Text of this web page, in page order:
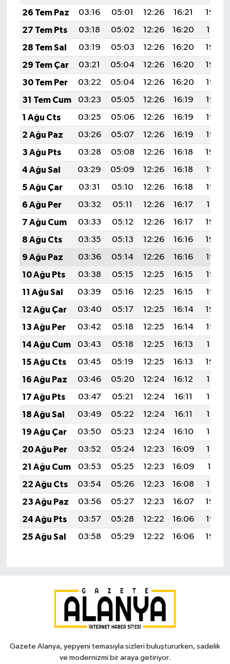
26 Tem Paz
03:16 05:01 12:26 16:21
19:42
27 Tem Pts
03:18 05:02 12:26 16:20
19:41
28 Tem Sal
03:19 05:03 12:26 16:20
19:40
29 Tem Çar
03:21 05:04 12:26 16:20
19:39
30 Tem Per
03:22 05:04 12:26 16:20
19:38
31 Tem Cum
03:23 05:05 12:26 16:19
19:37
1 Ağu Cts
03:25 05:06 12:26 16:19
19:36
2 Ağu Paz
03:26 05:07 12:26 16:19
19:35
3 Ağu Pts
03:28 05:08 12:26 16:18
19:34
4 Ağu Sal
03:29 05:09 12:26 16:18
19:33
5 Ağu Çar
03:31 05:10 12:26 16:18
19:32
6 Ağu Per
03:32 05:11 12:26 16:17
19:31
7 Ağu Cum
03:33 05:12 12:26 16:17
19:30
8 Ağu Cts
03:35 05:13 12:26 16:16
19:29
9 Ağu Paz
03:36 05:14 12:26 16:16
19:27
10 Ağu Pts
03:38 05:15 12:25 16:15
19:26
11 Ağu Sal
03:39 05:16 12:25 16:15
19:25
12 Ağu Çar
03:40 05:17 12:25 16:14
19:24
13 Ağu Per
03:42 05:18 12:25 16:14
19:22
14 Ağu Cum
03:43 05:18 12:25 16:13
19:21
15 Ağu Cts
03:45 05:19 12:25 16:13
19:20
16 Ağu Paz
03:46 05:20 12:24 16:12
19:18
17 Ağu Pts
03:47 05:21 12:24 16:11
19:17
18 Ağu Sal
03:49 05:22 12:24 16:11
19:16
19 Ağu Çar
03:50 05:23 12:24 16:10
19:14
20 Ağu Per
03:52 05:24 12:23 16:09
19:13
21 Ağu Cum
03:53 05:25 12:23 16:09
19:11
22 Ağu Cts
03:54 05:26 12:23 16:08
19:10
23 Ağu Paz
03:56 05:27 12:23 16:07
19:08
24 Ağu Pts
03:57 05:28 12:22 16:06
19:07
25 Ağu Sal
03:58 05:29 12:22 16:06 19:05
Gazete Alanya, yepyeni temasıyla sizleri buluştururken, sadelik
ve modernizmi bir araya getiriyor.